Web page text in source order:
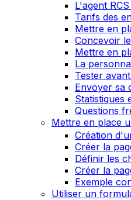
L'agent
Tarifs des
Mettre en
Concevoir
Mettre en
La
Tester
Envoyer sa
Statistiques
Questions
Mettre en place
Création
Créer la
Définir les
Créer la
Exemple
Utiliser un